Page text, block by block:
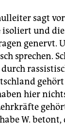
sagt
isoliert und
genervt.
sprechen.
hier
W. betont,